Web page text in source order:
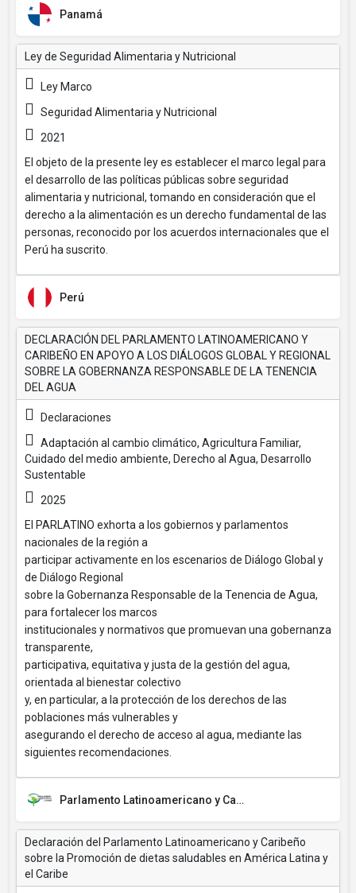
Panamá
Ley de Seguridad Alimentaria y Nutricional
Ley Marco
Seguridad Alimentaria y Nutricional
2021
El objeto de la presente ley es establecer el marco legal para
el desarrollo de las políticas públicas sobre seguridad
alimentaria y nutricional, tomando en consideración que el
derecho a la alimentación es un derecho fundamental de las
personas, reconocido por los acuerdos internacionales que el
Perú ha suscrito.
Perú
DECLARACIÓN DEL PARLAMENTO LATINOAMERICANO Y
CARIBEÑO EN APOYO A LOS DIÁLOGOS GLOBAL Y REGIONAL
SOBRE LA GOBERNANZA RESPONSABLE DE LA TENENCIA
DEL AGUA
Declaraciones
Adaptación al cambio climático, Agricultura Familiar,
Cuidado del medio ambiente, Derecho al Agua, Desarrollo
Sustentable
2025
El PARLATINO exhorta a los gobiernos y parlamentos
nacionales de la región a
participar activamente en los escenarios de Diálogo Global y
de Diálogo Regional
sobre la Gobernanza Responsable de la Tenencia de Agua,
para fortalecer los marcos
institucionales y normativos que promuevan una gobernanza
transparente,
participativa, equitativa y justa de la gestión del agua,
orientada al bienestar colectivo
y, en particular, a la protección de los derechos de las
poblaciones más vulnerables y
asegurando el derecho de acceso al agua, mediante las
siguientes recomendaciones.
Parlamento Latinoamericano y Caribeño (PARLATINO)
Declaración del Parlamento Latinoamericano y Caribeño
sobre la Promoción de dietas saludables en América Latina y
el Caribe